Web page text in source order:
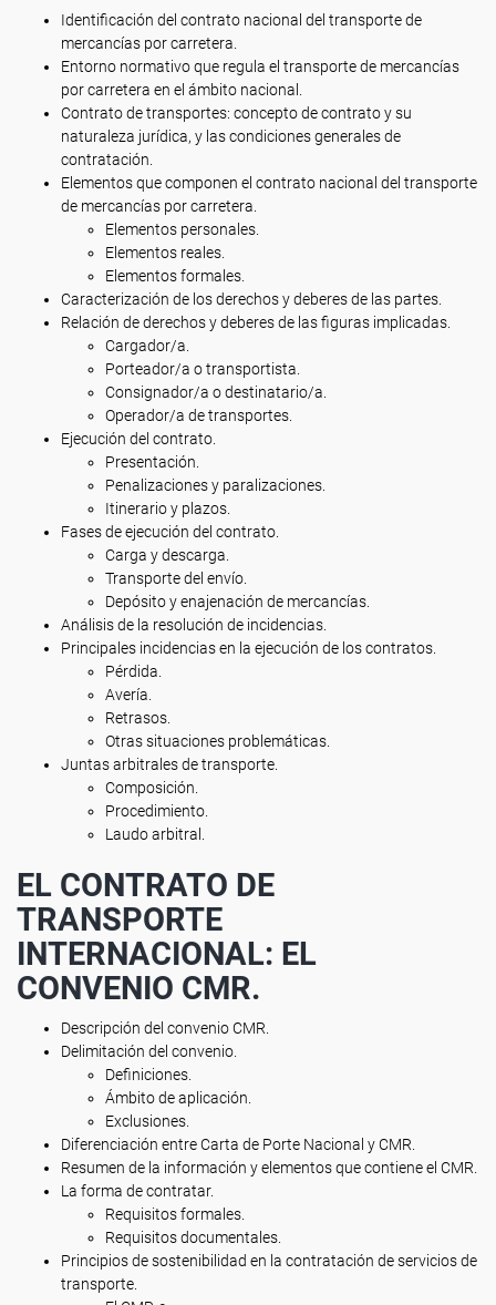
Identificación del contrato nacional del transporte de
mercancías por carretera.
Entorno normativo que regula el transporte de mercancías
por carretera en el ámbito nacional.
Contrato de transportes: concepto de contrato y su
naturaleza jurídica, y las condiciones generales de
contratación.
Elementos que componen el contrato nacional del transporte
de mercancías por carretera.
Elementos personales.
Elementos reales.
Elementos formales.
Caracterización de los derechos y deberes de las partes.
Relación de derechos y deberes de las figuras implicadas.
Cargador/a.
Porteador/a o transportista.
Consignador/a o destinatario/a.
Operador/a de transportes.
Ejecución del contrato.
Presentación.
Penalizaciones y paralizaciones.
Itinerario y plazos.
Fases de ejecución del contrato.
Carga y descarga.
Transporte del envío.
Depósito y enajenación de mercancías.
Análisis de la resolución de incidencias.
Principales incidencias en la ejecución de los contratos.
Pérdida.
Avería.
Retrasos.
Otras situaciones problemáticas.
Juntas arbitrales de transporte.
Composición.
Procedimiento.
Laudo arbitral.
EL CONTRATO DE
TRANSPORTE
INTERNACIONAL: EL
CONVENIO CMR.
Descripción del convenio CMR.
Delimitación del convenio.
Definiciones.
Ámbito de aplicación.
Exclusiones.
Diferenciación entre Carta de Porte Nacional y CMR.
Resumen de la información y elementos que contiene el CMR.
La forma de contratar.
Requisitos formales.
Requisitos documentales.
Principios de sostenibilidad en la contratación de servicios de
transporte.